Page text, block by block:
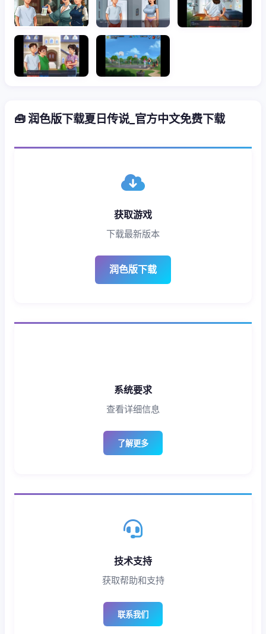
🧰 润色版下载夏日传说_官方中文免费下载
获取游戏
下载最新版本
润色版下载
系统要求
查看详细信息
了解更多
技术支持
获取帮助和支持
联系我们